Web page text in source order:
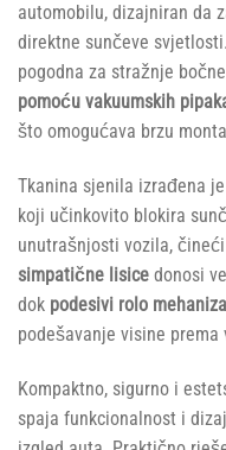
automobilu, dizajniran da
direktne sunčeve
pogodna za stražnje
pomoću vakuumskih
što omogućava brzu
Tkanina sjenila izrađena
koji učinkovito blokira
unutrašnjosti vozila,
simpatične lisice donosi
dok podesivi rolo
podešavanje visine
Kompaktno, sigurno i
spaja funkcionalnost i